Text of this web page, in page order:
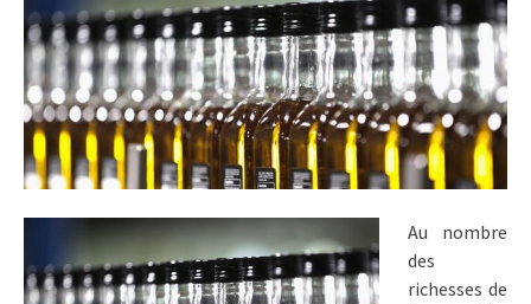
Au nombre
des
richesses de